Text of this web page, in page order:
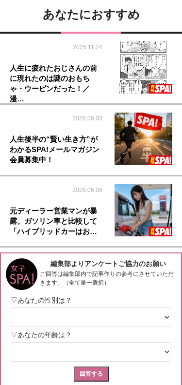
あなたにおすすめ
2025.11.24
人生に疲れたおじさんの前
に現れたのは謎のおもち
ゃ・ウーピンだった！／
漫…
2026.06.03
人生後半の“賢い生き方”が
わかるSPA!メールマガジン
会員募集中！
2026.06.06
元ディーラー営業マンが暴
露。ガソリン車と比較して
「ハイブリッドカーはお…